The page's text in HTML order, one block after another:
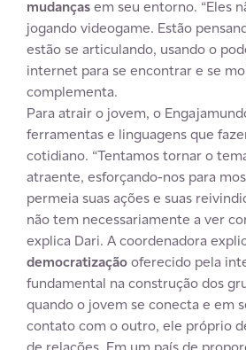
mudançasem seu entorno. “Eles
jogando videogame. Estão
estão se articulando, usando o
internet para se encontrar e se
complementa.
Para atrair o jovem, o
ferramentas e linguagens que
cotidiano. “Tentamos tornar o
atraente, esforçando-nos para
permeia suas ações e suas
não tem necessariamente a ver
explica Dari. A coordenadora
democratizaçãooferecido pela
fundamental na construção dos
quando o jovem se conecta e em
contato com o outro, ele próprio